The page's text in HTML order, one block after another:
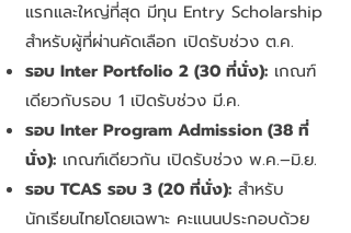
แรกและใหญ่ที่สุด มีทุน Entry Scholarship
สำหรับผู้ที่ผ่านคัดเลือก เปิดรับช่วง ต.ค.
รอบ Inter Portfolio 2 (30 ที่นั่ง): เกณฑ์
เดียวกับรอบ 1 เปิดรับช่วง มี.ค.
รอบ Inter Program Admission (38 ที่
นั่ง): เกณฑ์เดียวกัน เปิดรับช่วง พ.ค.–มิ.ย.
รอบ TCAS รอบ 3 (20 ที่นั่ง): สำหรับ
นักเรียนไทยโดยเฉพาะ คะแนนประกอบด้วย